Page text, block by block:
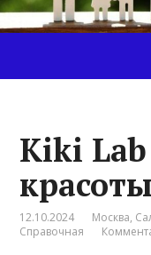
Kiki
красоты
12.10.2024 Москва,
Справочная